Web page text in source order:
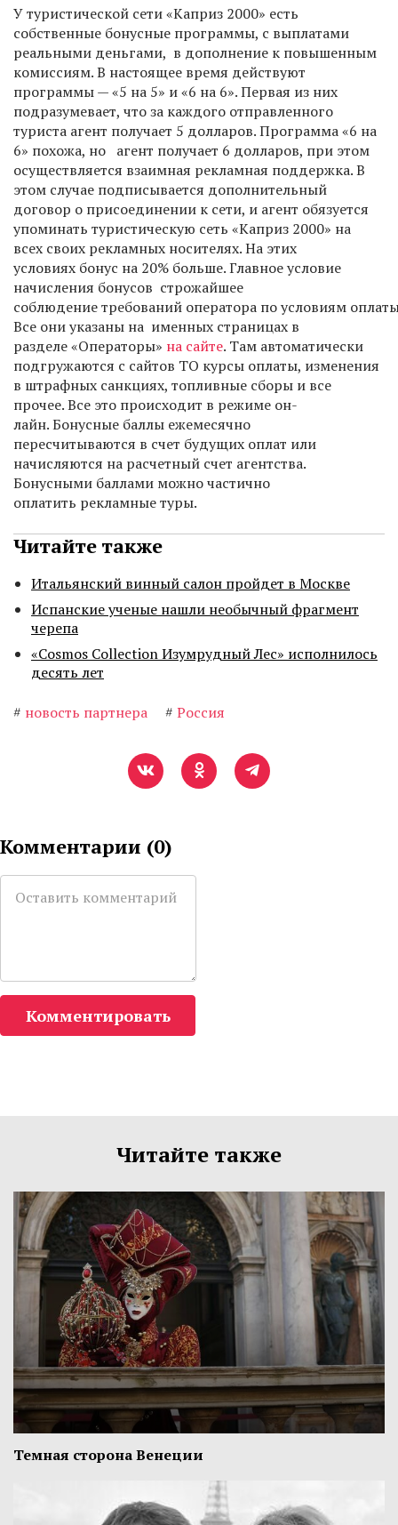
У туристической сети «Каприз 2000» есть
собственные бонусные программы, с выплатами
реальными деньгами, в дополнение к повышенным
комиссиям. В настоящее время действуют
программы — «5 на 5» и «6 на 6». Первая из них
подразумевает, что за каждого отправленного
туриста агент получает 5 долларов. Программа «6 на
6» похожа, но агент получает 6 долларов, при этом
осуществляется взаимная рекламная поддержка. В
этом случае подписывается дополнительный
договор о присоединении к сети, и агент обязуется
упоминать туристическую сеть «Каприз 2000» на
всех своих рекламных носителях. На этих
условиях бонус на 20% больше. Главное условие
начисления бонусов строжайшее
соблюдение требований оператора по условиям
Все они указаны на именных страницах в
разделе «Операторы» на сайте. Там автоматически
подгружаются с сайтов ТО курсы оплаты, изменения
в штрафных санкциях, топливные сборы и все
прочее. Все это происходит в режиме он-
лайн. Бонусные баллы ежемесячно
пересчитываются в счет будущих оплат или
начисляются на расчетный счет агентства.
Бонусными баллами можно частично
оплатить рекламные туры.
Читайте также
Итальянский винный салон пройдет в Москве
Испанские ученые нашли необычный фрагмент
черепа
«Cosmos Collection Изумрудный Лес» исполнилось
десять лет
# новость партнера # Россия
Комментарии (0)
Комментировать
Читайте также
Темная сторона Венеции